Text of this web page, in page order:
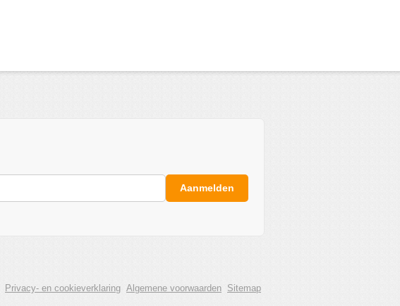
Aanmelden
Privacy- en cookieverklaring Algemene voorwaarden Sitemap